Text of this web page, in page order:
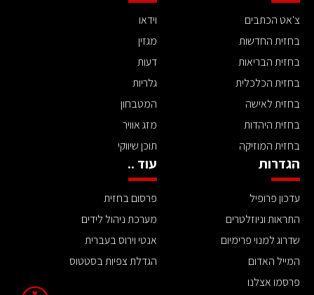
צ'אט הכתבים
בחזית החדשות
בחזית הבריאות
בחזית הכלכלית
בחזית לאישה
בחזית היהדות
בחזית המוזיקה
וידאו
מגזין
דעות
גלריות
המטבחון
מזג אוויר
תוכן שיווקי
הגדרות
עדכון פרופיל
התראות וניוזלטרים
שדרוג למנוי פרימיום
המייל האדום
פרסמו אצלנו
עוד ..
פרסום בחזית
מערכת ניהול לידים
אנטי וירוס בעברית
הגדלת צפיות בסטטוס